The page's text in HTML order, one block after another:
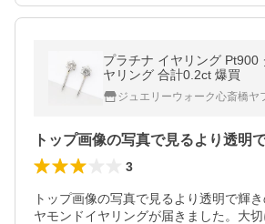
プラチナ イヤリング Pt900
ヤリング 合計0.2ct 爆買
ジュエリーウォーク心斎橋ヤ
3
トップ画像の写真で見るより透明で輝
ヤモンドイヤリングが届きました。大